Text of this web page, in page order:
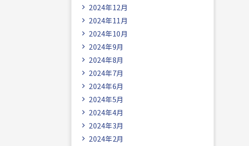
2024年12月
2024年11月
2024年10月
2024年9月
2024年8月
2024年7月
2024年6月
2024年5月
2024年4月
2024年3月
2024年2月